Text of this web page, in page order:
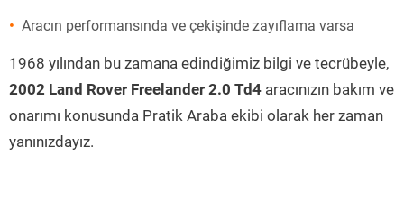
Aracın performansında ve çekişinde zayıflama varsa
1968 yılından bu zamana edindiğimiz bilgi ve tecrübeyle,
2002 Land Rover Freelander 2.0 Td4 aracınızın bakım ve
onarımı konusunda Pratik Araba ekibi olarak her zaman
yanınızdayız.